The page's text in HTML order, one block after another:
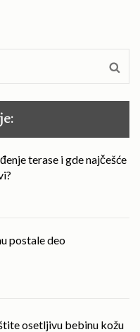
terase i gde najčešće
postale deo
osetljivu bebinu kožu